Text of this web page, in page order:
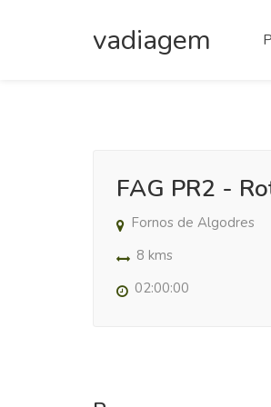
vadiagem
FAG PR2 -
Fornos de Algodres
8 kms
02:00:00